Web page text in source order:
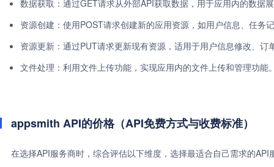
数据获取：通过GET请求从外部API获取数据，用于应用内的数据
资源创建：使用POST请求创建新的应用资源，如用户信息、任务
资源更新：通过PUT请求更新现有资源，适用于用户信息修改、订
文件处理：利用文件上传功能，实现应用内的文件上传和管理功能
appsmith API的价格（API免费方式与收费标准）
在选择API服务商时，综合评估以下维度，选择最适合自己需求的